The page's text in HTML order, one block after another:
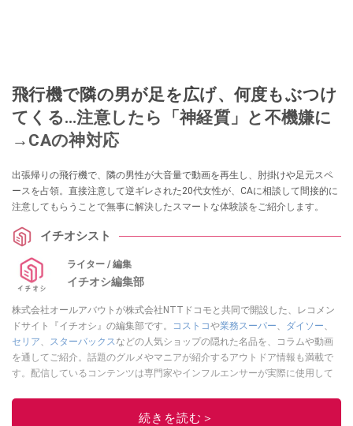
飛行機で隣の男が足を広げ、何度もぶつけ
てくる…注意したら「神経質」と不機嫌に
→CAの神対応
出張帰りの飛行機で、隣の男性が大音量で動画を再生し、肘掛けや足元スペ
ースを占領。直接注意して逆ギレされた20代女性が、CAに相談して間接的に
注意してもらうことで無事に解決したスマートな体験談をご紹介します。
イチオシスト
ライター / 編集
イチオシ編集部
株式会社オールアバウトが株式会社NTTドコモと共同で開設した、レコメン
ドサイト『イチオシ』の編集部です。
コストコや業務スーパー ダイソー
セリア
スターバックス などの人気ショップの隠れた名品を、コラムや動画
を通してご紹介。話題のグルメやマニアが紹介するアウトドア情報も満載で
す。配信しているコンテンツは専門家やインフルエンサーが実際に使用して
ニュースでフォロー
続きを読む＞